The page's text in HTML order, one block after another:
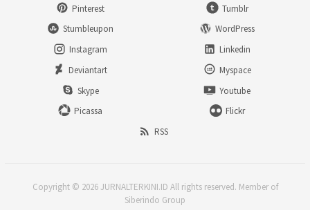
Pinterest
Tumblr
Stumbleupon
WordPress
Instagram
Linkedin
Deviantart
Myspace
Skype
Youtube
Picassa
Flickr
RSS
Copyright © 2026 JURNALTERKINI.ID All rights reserved. Member of
Siberindo Group